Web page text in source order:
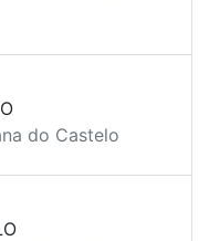
do Castelo